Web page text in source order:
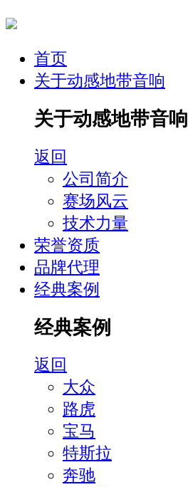
首页
关于动感地带音响
关于动感地带音响
返回
公司简介
赛场风云
技术力量
荣誉资质
品牌代理
经典案例
经典案例
返回
大众
路虎
宝马
特斯拉
奔驰